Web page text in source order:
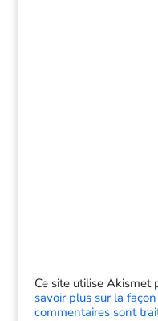
Ce site utilise Akismet
savoir plus sur la
commentaires sont